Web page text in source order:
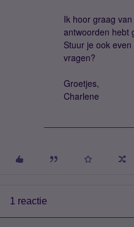
Ik hoor graag
antwoorden hebt
Stuur je ook
vragen?
Groetjes,
Charlene
1 reactie